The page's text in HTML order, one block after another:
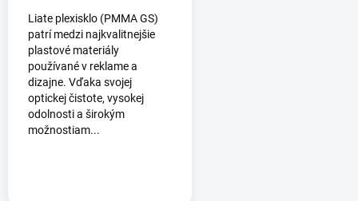
Liate plexisklo (PMMA GS)
patrí medzi najkvalitnejšie
plastové materiály
používané v reklame a
dizajne. Vďaka svojej
optickej čistote, vysokej
odolnosti a širokým
možnostiam...